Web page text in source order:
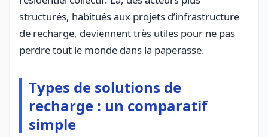
structurés, habitués aux projets d’infrastructure
de recharge, deviennent très utiles pour ne pas
perdre tout le monde dans la paperasse.
Types de solutions de
recharge : un comparatif
simple